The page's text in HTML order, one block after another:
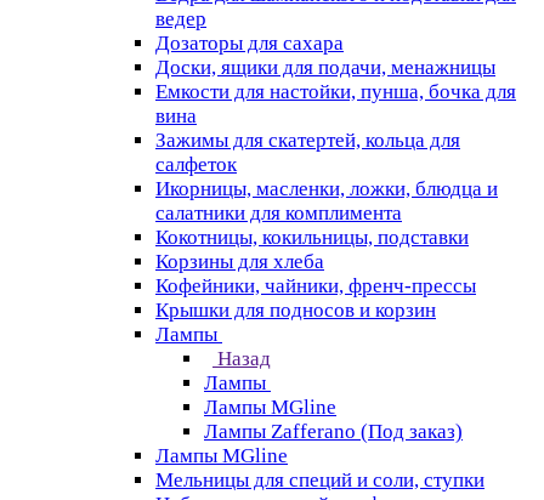
ведер
Дозаторы для сахара
Доски, ящики для подачи, менажницы
Емкости для настойки, пунша, бочка для
вина
Зажимы для скатертей, кольца для
салфеток
Икорницы, масленки, ложки, блюдца и
салатники для комплимента
Кокотницы, кокильницы, подставки
Корзины для хлеба
Кофейники, чайники, френч-прессы
Крышки для подносов и корзин
Лампы
Назад
Лампы
Лампы MGline
Лампы Zafferano (Под заказ)
Лампы MGline
Мельницы для специй и соли, ступки